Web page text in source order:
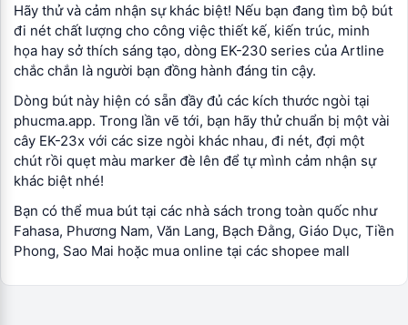
Hãy thử và cảm nhận sự khác biệt! Nếu bạn đang tìm bộ bút
đi nét chất lượng cho công việc thiết kế, kiến trúc, minh
họa hay sở thích sáng tạo, dòng EK-230 series của Artline
chắc chắn là người bạn đồng hành đáng tin cậy.
Dòng bút này hiện có sẵn đầy đủ các kích thước ngòi tại
phucma.app. Trong lần vẽ tới, bạn hãy thử chuẩn bị một vài
cây EK-23x với các size ngòi khác nhau, đi nét, đợi một
chút rồi quẹt màu marker đè lên để tự mình cảm nhận sự
khác biệt nhé!
Bạn có thể mua bút tại các nhà sách trong toàn quốc như
Fahasa, Phương Nam, Văn Lang, Bạch Đằng, Giáo Dục, Tiền
Phong, Sao Mai hoặc mua online tại các shopee mall